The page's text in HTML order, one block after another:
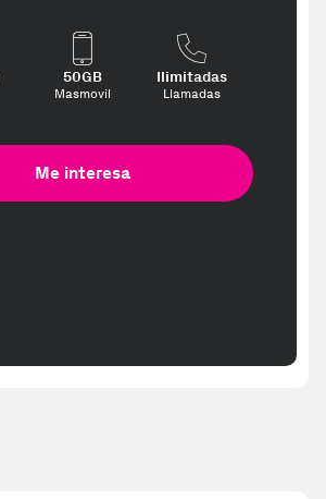
50GB
Masmovil
Ilimitadas
Llamadas
Me interesa